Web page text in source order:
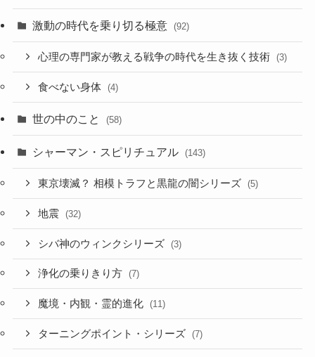
激動の時代を乗り切る極意 (92)
心理の専門家が教える戦争の時代を生き抜く技術 (3)
食べない身体 (4)
世の中のこと (58)
シャーマン・スピリチュアル (143)
東京壊滅？ 相模トラフと黒龍の闇シリーズ (5)
地震 (32)
シバ神のウィンクシリーズ (3)
浄化の乗りきり方 (7)
魔境・内観・霊的進化 (11)
ターニングポイント・シリーズ (7)